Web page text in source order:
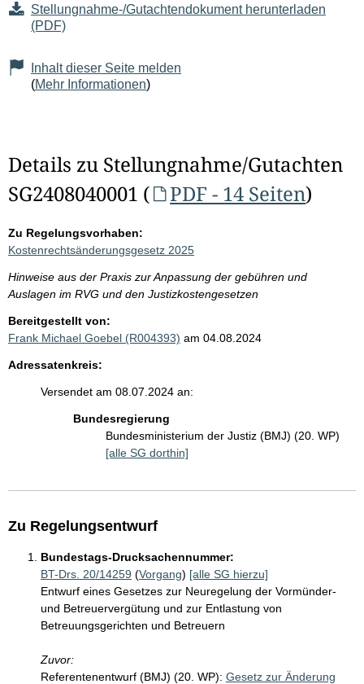
Stellungnahme-/Gutachtendokument herunterladen
(PDF)
Inhalt dieser Seite melden
(Mehr Informationen)
Details zu Stellungnahme/Gutachten
SG2408040001 (
PDF - 14 Seiten)
Zu Regelungsvorhaben:
Kostenrechtsänderungsgesetz 2025
Hinweise aus der Praxis zur Anpassung der gebühren und
Auslagen im RVG und den Justizkostengesetzen
Bereitgestellt von:
Frank Michael Goebel (R004393) am 04.08.2024
Adressatenkreis:
Versendet am 08.07.2024 an:
Bundesregierung
Bundesministerium der Justiz (BMJ) (20. WP)
[alle SG dorthin]
Zu Regelungsentwurf
Bundestags-Drucksachennummer:
BT-Drs. 20/14259 (Vorgang) [alle SG hierzu]
Entwurf eines Gesetzes zur Neuregelung der Vormünder-
und Betreuervergütung und zur Entlastung von
Betreuungsgerichten und Betreuern
Zuvor:
Referentenentwurf (BMJ) (20. WP): Gesetz zur Änderung